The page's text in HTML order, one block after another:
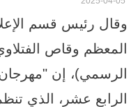
وقال رئيس قسم
المعظم وقاص
الرسمي)، إن
الرابع عشر، الذي